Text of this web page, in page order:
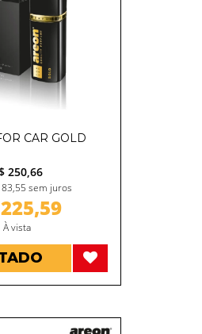
CAR GOLD
250,66
83,55 sem juros
À vista